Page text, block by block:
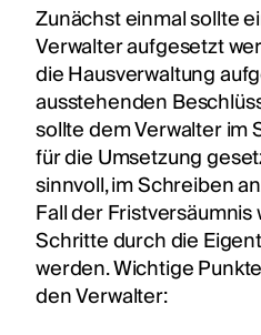
Zunächst einmal sollte
Verwalter aufgesetzt
die Hausverwaltung
ausstehenden
sollte dem Verwalter im
für die Umsetzung
sinnvoll, im Schreiben
Fall der
Schritte durch die
werden. Wichtige
den Verwalter: